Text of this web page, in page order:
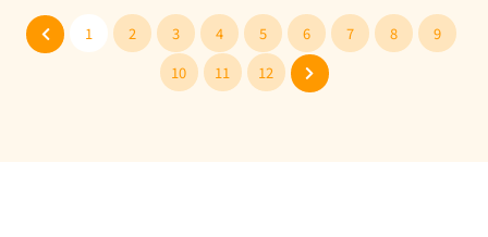
1 2 3 4 5 6 7 8
9
10
11 12